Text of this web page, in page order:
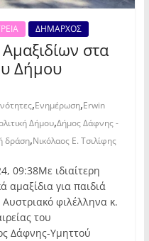
ΔΗΜΑΡΧΟΣ
στα
Δήμου
,Ενημέρωση,Erwin
Δήμου,Δήμος Δάφνης -
δράση,Νικόλαος Ε. Τσιλίφης
09:38Με ιδιαίτερη
για παιδιά
φιλέλληνα κ.
του
Δάφνης-Υμηττού